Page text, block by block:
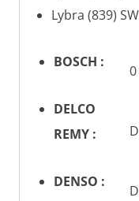
Lybra (839)
BOSCH :
DELCO
REMY :
DENSO :